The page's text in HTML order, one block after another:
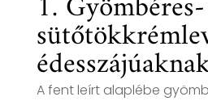
A fent leírt alaplébe